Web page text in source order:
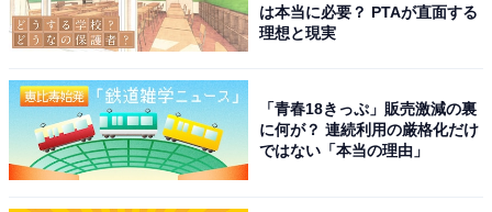
れています。
最高の硫黄泉で肌がツルツルになる
スタッフの笑顔に大満足しました
は本当に必要？ PTAが直面する
理想と現実
「青春18きっぷ」販売激減の裏
に何が？ 連続利用の厳格化だけ
ではない「本当の理由」